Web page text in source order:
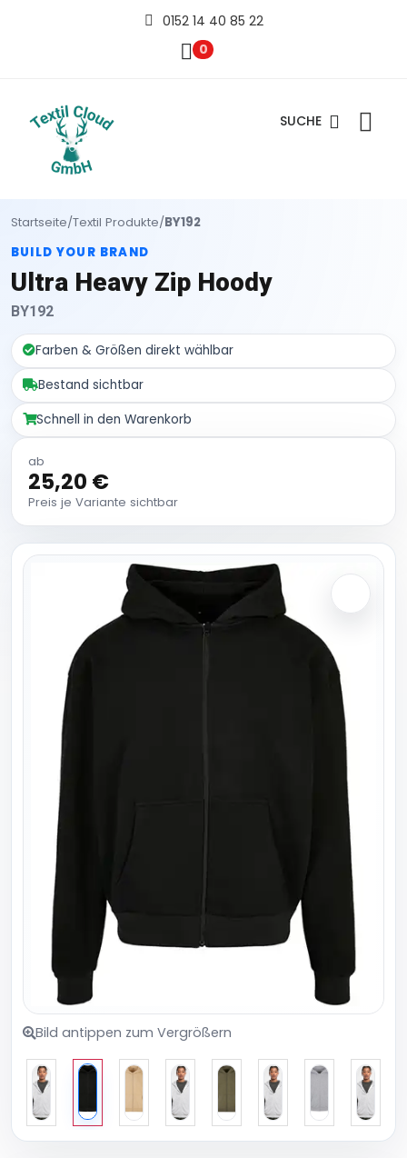
0152 14 40 85 22
0
SUCHE
Startseite/Textil Produkte/BY192
BUILD YOUR BRAND
Ultra Heavy Zip Hoody
BY192
Farben & Größen direkt wählbar
Bestand sichtbar
Schnell in den Warenkorb
ab
25,20 €
Preis je Variante sichtbar
Bild antippen zum Vergrößern